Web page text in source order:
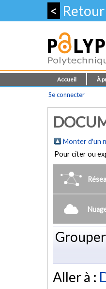
<
Accueil À
Se connecter
Monter d'un
Pour citer ou
Aller à :